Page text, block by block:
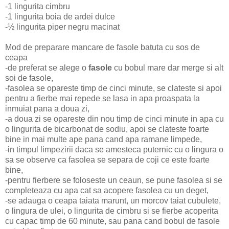
-1 lingurita cimbru
-1 lingurita boia de ardei dulce
-½ lingurita piper negru macinat
Mod de preparare mancare de fasole batuta cu sos de
ceapa
-de preferat se alege o fasole cu bobul mare dar merge si alt
soi de fasole,
-fasolea se opareste timp de cinci minute, se clateste si apoi
pentru a fierbe mai repede se lasa in apa proaspata la
inmuiat pana a doua zi,
-a doua zi se opareste din nou timp de cinci minute in apa cu
o lingurita de bicarbonat de sodiu, apoi se clateste foarte
bine in mai multe ape pana cand apa ramane limpede,
-in timpul limpezirii daca se amesteca puternic cu o lingura o
sa se observe ca fasolea se separa de coji ce este foarte
bine,
-pentru fierbere se foloseste un ceaun, se pune fasolea si se
completeaza cu apa cat sa acopere fasolea cu un deget,
-se adauga o ceapa taiata marunt, un morcov taiat cubulete,
o lingura de ulei, o lingurita de cimbru si se fierbe acoperita
cu capac timp de 60 minute, sau pana cand bobul de fasole